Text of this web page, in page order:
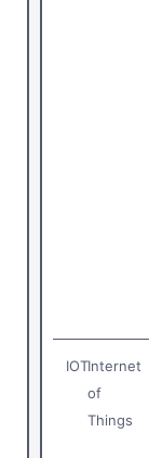
IOTInternet
of
Things